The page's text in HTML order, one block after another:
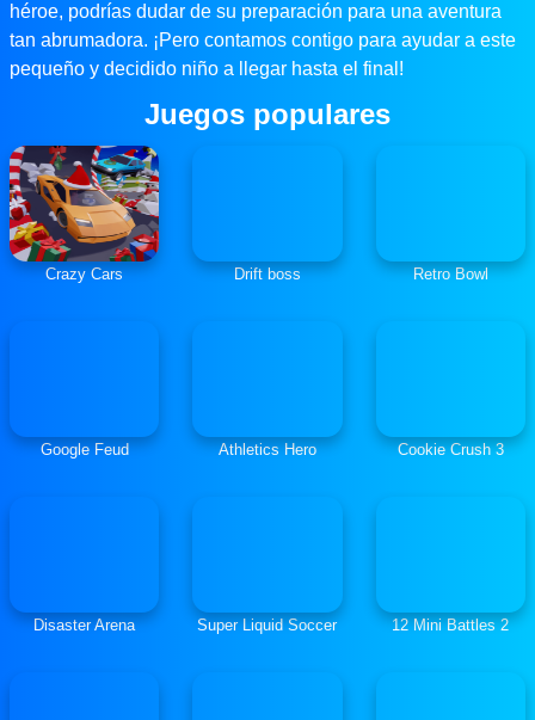
héroe, podrías dudar de su preparación para una aventura
tan abrumadora. ¡Pero contamos contigo para ayudar a este
pequeño y decidido niño a llegar hasta el final!
Juegos populares
Crazy Cars Drift boss Retro Bowl
Google Feud Athletics Hero Cookie Crush 3
Disaster Arena Super Liquid Soccer 12 Mini Battles 2